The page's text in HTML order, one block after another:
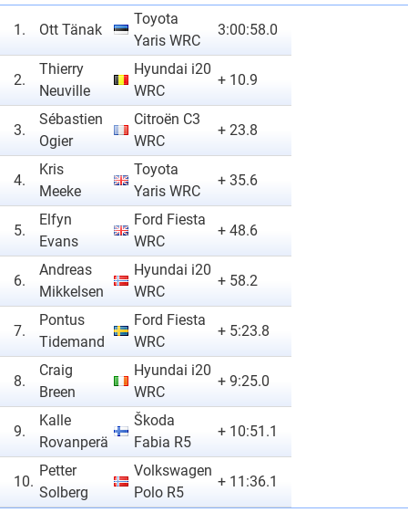
1. Ott Tänak
Toyota
Yaris WRC
3:00:58.0
2.
Thierry
Neuville
Hyundai i20
WRC
+ 10.9
3.
Sébastien
Ogier
Citroën C3
WRC
+ 23.8
4.
Kris
Meeke
Toyota
Yaris WRC
+ 35.6
5.
Elfyn
Evans
Ford Fiesta
WRC
+ 48.6
6.
Andreas
Mikkelsen
Hyundai i20
WRC
+ 58.2
7.
Pontus
Tidemand
Ford Fiesta
WRC
+ 5:23.8
8.
Craig
Breen
Hyundai i20
WRC
+ 9:25.0
9.
Kalle
Rovanperä
Škoda
Fabia R5
+ 10:51.1
10.
Petter
Solberg
Volkswagen
Polo R5
+ 11:36.1